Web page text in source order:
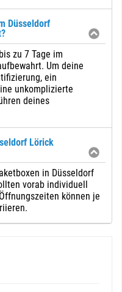
Düsseldorf
zu 7 Tage im
Um deine
ein
unkomplizierte
deines
Lörick
in Düsseldorf
vorab individuell
können je